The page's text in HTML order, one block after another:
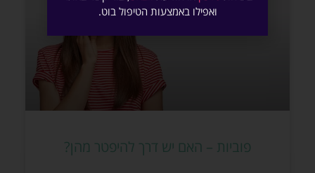
פוביות – האם יש דרך להיפטר מהן?
ואפילו באמצעות הטיפול בוט.